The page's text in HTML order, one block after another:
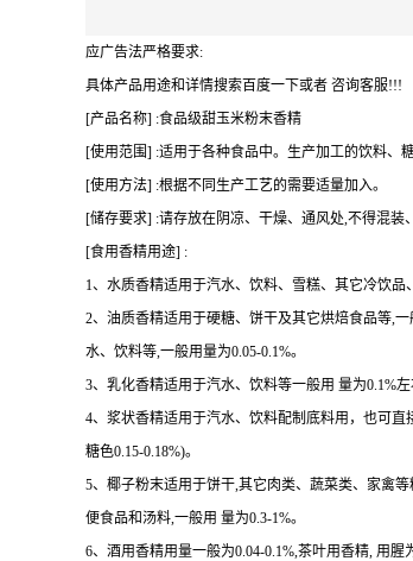
应广告法严格要求:
具体产品用途和详情搜索百度一下或者 咨询客服!!!
[产品名称] :食品级甜玉米粉末香精
[使用范围] :适用于各种食品中。生产加工的饮料、
[使用方法] :根据不同生产工艺的需要适量加入。
[储存要求] :请存放在阴凉、干燥、通风处,不得混装
[食用香精用途] :
1、水质香精适用于汽水、饮料、雪糕、其它冷饮品
2、油质香精适用于硬糖、饼干及其它烘焙食品等,
水、饮料等,一般用量为0.05-0.1%。
3、乳化香精适用于汽水、饮料等一般用 量为0.1%左
4、浆状香精适用于汽水、饮料配制底料用，也可直
糖色0.15-0.18%)。
5、椰子粉末适用于饼干,其它肉类、蔬菜类、家禽
便食品和汤料,一般用 量为0.3-1%。
6、酒用香精用量一般为0.04-0.1%,茶叶用香精, 用